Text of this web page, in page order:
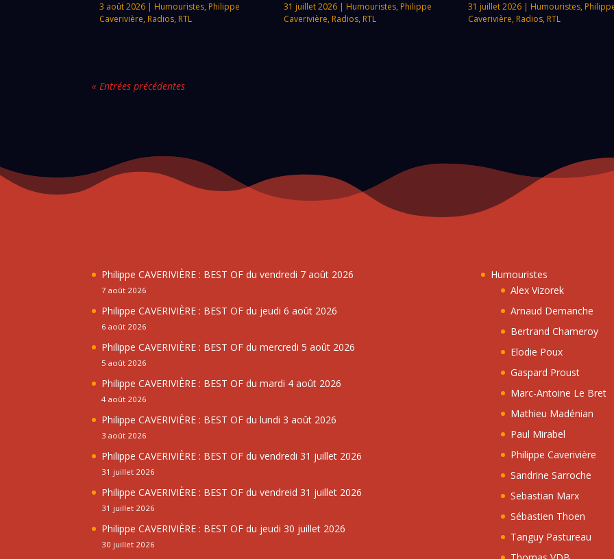
3 août 2026 | Humouristes, Philippe
Caverivière, Radios, RTL
31 juillet 2026| Humouristes, Philippe
Caverivière, Radios, RTL
31 juillet 2026| Humouristes,
Caverivière, Radios, RTL
« Entrées précédentes
Philippe CAVERIVIÈRE : BEST OF du vendredi 7 août 2026
7 août 2026
Philippe CAVERIVIÈRE : BEST OF du jeudi 6 août 2026
6 août 2026
Philippe CAVERIVIÈRE : BEST OF du mercredi 5 août 2026
5 août 2026
Philippe CAVERIVIÈRE : BEST OF du mardi 4 août 2026
4 août 2026
Philippe CAVERIVIÈRE : BEST OF du lundi 3 août 2026
3 août 2026
Philippe CAVERIVIÈRE : BEST OF du vendredi 31 juillet 2026
31 juillet 2026
Philippe CAVERIVIÈRE : BEST OF du vendreid 31 juillet 2026
31 juillet 2026
Philippe CAVERIVIÈRE : BEST OF du jeudi 30 juillet 2026
30 juillet 2026
Humouristes
Alex Vizorek
Arnaud Demanche
Bertrand Chameroy
Elodie Poux
Gaspard Proust
Marc-Antoine Le Bret
Mathieu Madénian
Paul Mirabel
Philippe Caverivière
Sandrine Sarroche
Sebastian Marx
Sébastien Thoen
Tanguy Pastureau